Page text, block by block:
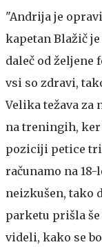
"Andrija je
kapetan Blažič
daleč od željene
vsi so zdravi,
Velika težava za
na treningih, ker
poziciji petice
računamo na 18-
neizkušen, tako
parketu prišla še
videli, kako se